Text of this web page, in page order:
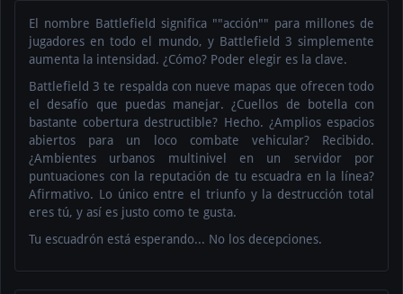
El nombre Battlefield significa ""acción"" para millones de
jugadores en todo el mundo, y Battlefield 3 simplemente
aumenta la intensidad. ¿Cómo? Poder elegir es la clave.
Battlefield 3 te respalda con nueve mapas que ofrecen todo
el desafío que puedas manejar. ¿Cuellos de botella con
bastante cobertura destructible? Hecho. ¿Amplios espacios
abiertos para un loco combate vehicular? Recibido.
¿Ambientes urbanos multinivel en un servidor por
puntuaciones con la reputación de tu escuadra en la línea?
Afirmativo. Lo único entre el triunfo y la destrucción total
eres tú, y así es justo como te gusta.
Tu escuadrón está esperando... No los decepciones.